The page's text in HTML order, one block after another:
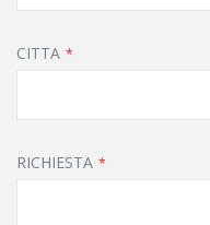
CITTA
RICHIESTA